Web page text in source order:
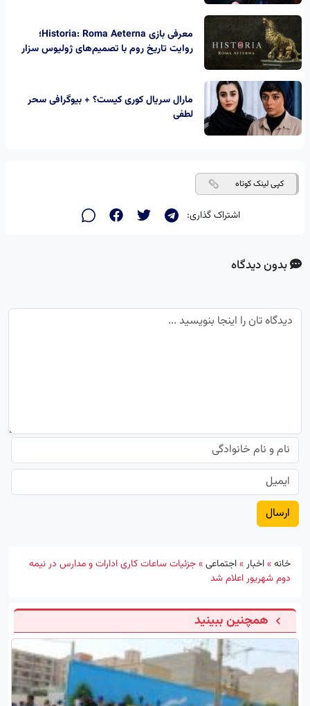
معرفی بازی Historia: Roma Aeterna؛
روایت تاریخ روم با تصمیم‌های ژولیوس سزار
مارال سریال کوری کیست؟ + بیوگرافی سحر
لطفی
کپی لینک کوتاه
اشتراک گذاری:
بدون دیدگاه
خانه»اخبار»اجتماعی»جزئیات ساعات کاری ادارات و مدارس در نیمه
دوم شهریور اعلام شد
همچنین ببینید